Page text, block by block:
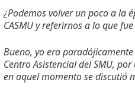
¿Podemos volver un poco a la
CASMU y referirnos a lo que
Bueno, yo era
Centro Asistencial del SMU,
en aquel momento se discutió